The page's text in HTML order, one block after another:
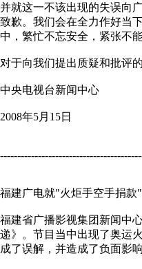
并就这一不该出现的失误向
致歉。我们会在全力作好当
中，繁忙不忘安全，紧张不
对于向我们提出质疑和批评
中央电视台新闻中心
2008年5月15日
福建广电就"火炬手空手捐款
福建省广播影视集团新闻中
递》。节目当中出现了奥运
成了误解，并造成了负面影